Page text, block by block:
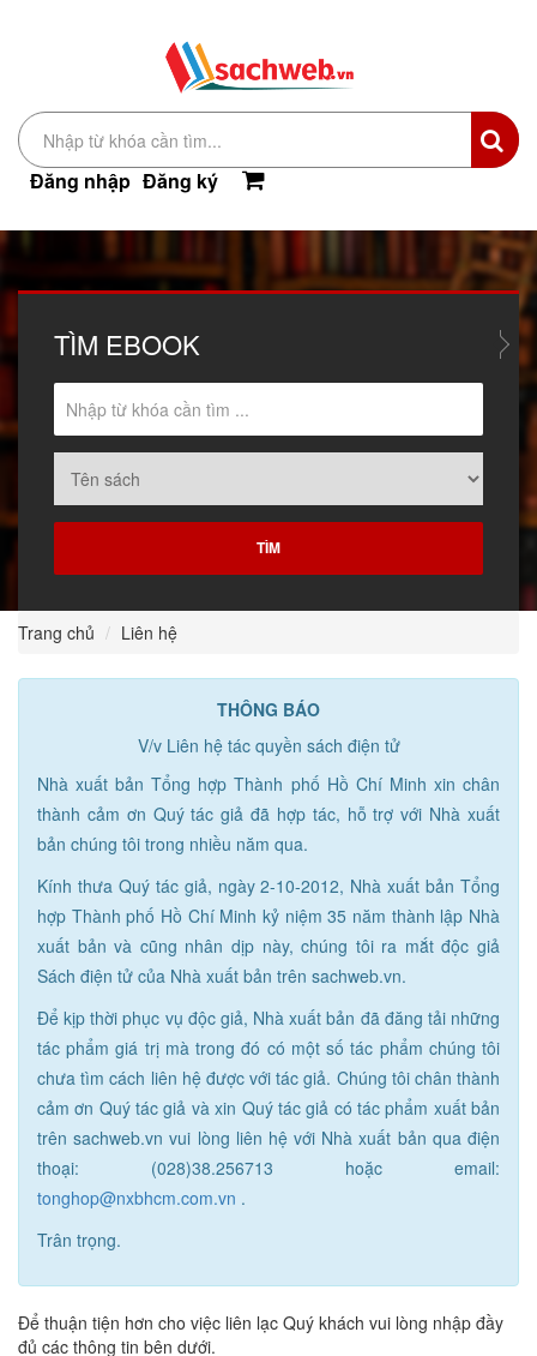
Đăng nhập Đăng ký
TÌM EBOOK
Trang chủ Liên hệ
THÔNG BÁO
V/v Liên hệ tác quyền sách điện tử
Nhà xuất bản Tổng hợp Thành phố Hồ Chí Minh xin chân
thành cảm ơn Quý tác giả đã hợp tác, hỗ trợ với Nhà xuất
bản chúng tôi trong nhiều năm qua.
Kính thưa Quý tác giả, ngày 2-10-2012, Nhà xuất bản Tổng
hợp Thành phố Hồ Chí Minh kỷ niệm 35 năm thành lập Nhà
xuất bản và cũng nhân dịp này, chúng tôi ra mắt độc giả
Sách điện tử của Nhà xuất bản trên sachweb.vn.
Để kịp thời phục vụ độc giả, Nhà xuất bản đã đăng tải những
tác phẩm giá trị mà trong đó có một số tác phẩm chúng tôi
chưa tìm cách liên hệ được với tác giả. Chúng tôi chân thành
cảm ơn Quý tác giả và xin Quý tác giả có tác phẩm xuất bản
trên sachweb.vn vui lòng liên hệ với Nhà xuất bản qua điện
thoại: (028)38.256713 hoặc email:
tonghop@nxbhcm.com.vn .
Trân trọng.
Để thuận tiện hơn cho việc liên lạc Quý khách vui lòng nhập đầy
đủ các thông tin bên dưới.